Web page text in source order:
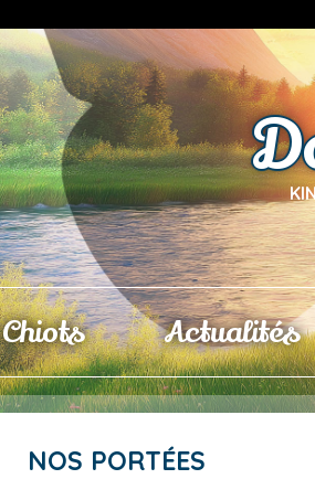
Chiots Actualités
NOS PORTÉES